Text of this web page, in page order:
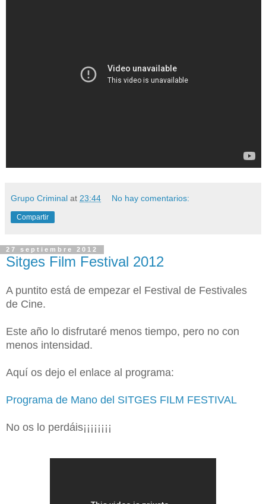
Grupo Criminal at 23:44 No hay comentarios:
Compartir
27 septiembre 2012
Sitges Film Festival 2012
A puntito está de empezar el Festival de Festivales
de Cine.
Este año lo disfrutaré menos tiempo, pero no con
menos intensidad.
Aquí os dejo el enlace al programa:
Programa de Mano del SITGES FILM FESTIVAL
No os lo perdáis¡¡¡¡¡¡¡¡